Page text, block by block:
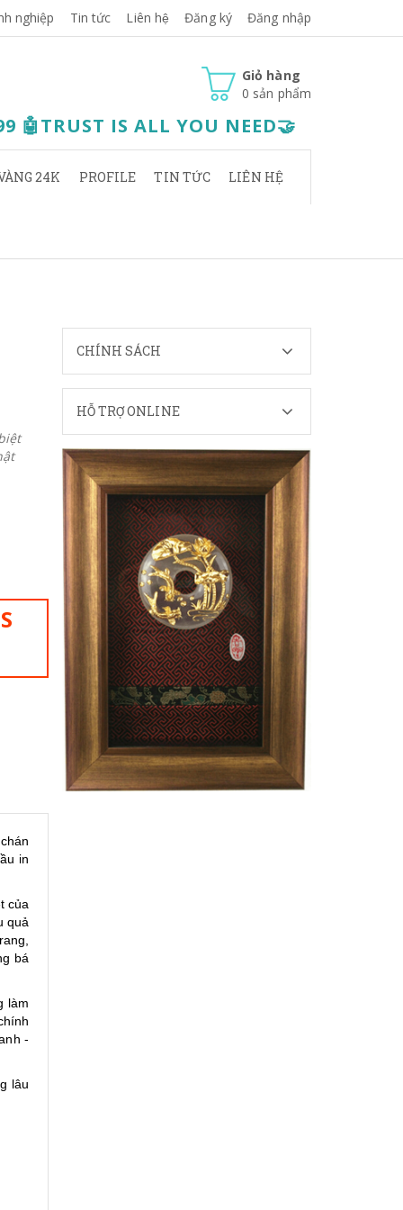
nghiệp Tin tức Liên hệ Đăng ký Đăng nhập
Giỏ hàng
0 sản phẩm
🤖TRUST IS ALL YOU NEED🤝
24K PROFILE TIN TỨC LIÊN HỆ
in
của
quả
bá
làm
-
lâu
CHÍNH SÁCH
HỖ TRỢ ONLINE